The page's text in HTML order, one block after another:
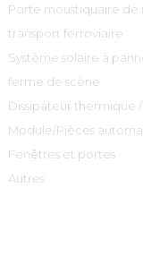
Porte moustiquaire de
transport ferroviaire
Système solaire à
ferme de scène
Dissipateur thermique
Module/Pièces
Fenêtres et portes
Autres